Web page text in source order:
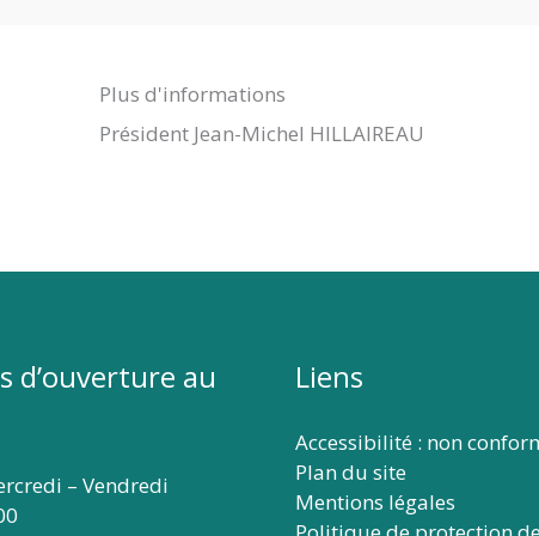
Plus d'informations
Président Jean-Michel HILLAIREAU
d’ouverture au
– Vendredi
Liens
Accessibilité : non
Plan du site
Mentions légales